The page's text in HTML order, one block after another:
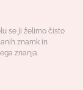
se ji želimo čisto
znamk in
znanja.